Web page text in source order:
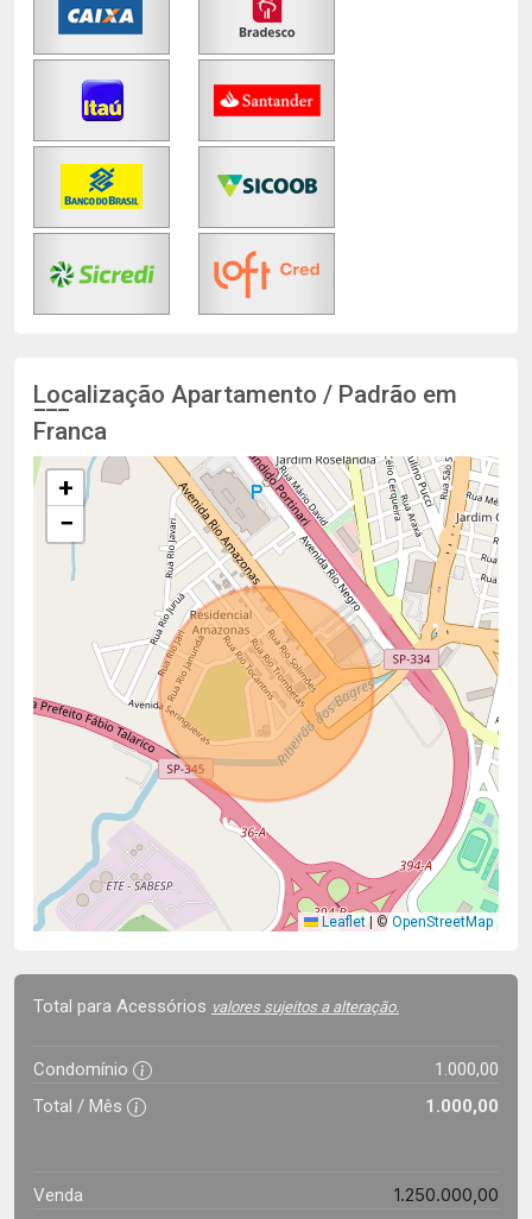
Localização Apartamento / Padrão em
Franca
+
−
Leaflet | © OpenStreetMap
Total para Acessórios valores sujeitos a alteração.
Condomínio
1.000,00
Total / Mês
1.000,00
Venda 1.250.000,00